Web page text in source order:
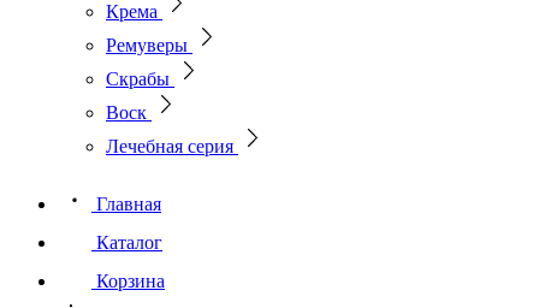
Крема
Ремуверы
Скрабы
Воск
Лечебная серия
Главная
Каталог
Корзина